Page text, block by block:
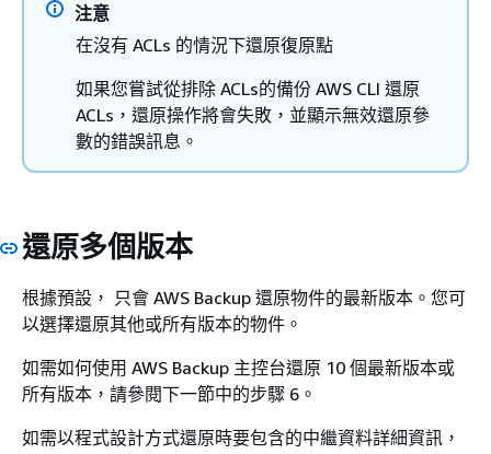
注意
在沒有 ACLs 的情況下還原復原點
如果您嘗試從排除 ACLs的備份 AWS CLI 還原
ACLs，還原操作將會失敗，並顯示無效還原參
數的錯誤訊息。
還原多個版本
根據預設， 只會 AWS Backup 還原物件的最新版本。您可
以選擇還原其他或所有版本的物件。
如需如何使用 AWS Backup 主控台還原 10 個最新版本或
所有版本，請參閱下一節中的步驟 6。
如需以程式設計方式還原時要包含的中繼資料詳細資訊，